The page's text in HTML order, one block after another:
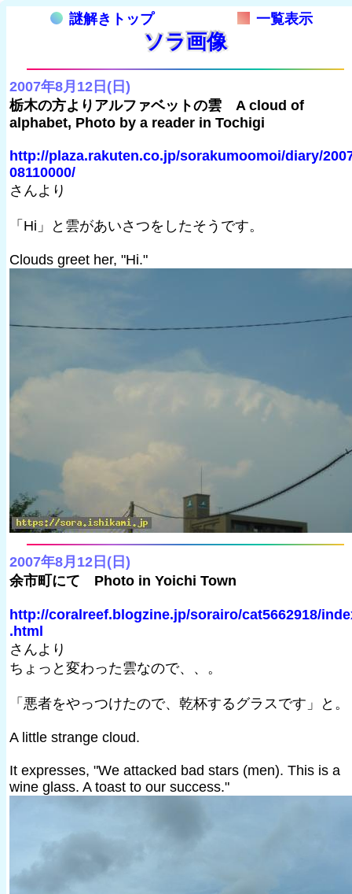
謎解きトップ 一覧表示
ソラ画像
2007年8月12日(日)
栃木の方よりアルファベットの雲 A cloud of
alphabet, Photo by a reader in Tochigi
http://plaza.rakuten.co.jp/sorakumoomoi/diary/
08110000/
さんより
「Hi」と雲があいさつをしたそうです。
Clouds greet her, "Hi."
2007年8月12日(日)
余市町にて Photo in Yoichi Town
http://coralreef.blogzine.jp/sorairo/cat5662918/
.html
さんより
ちょっと変わった雲なので、、。
「悪者をやっつけたので、乾杯するグラスです」と。
A little strange cloud.
It expresses, "We attacked bad stars (men). This is a
wine glass. A toast to our success."